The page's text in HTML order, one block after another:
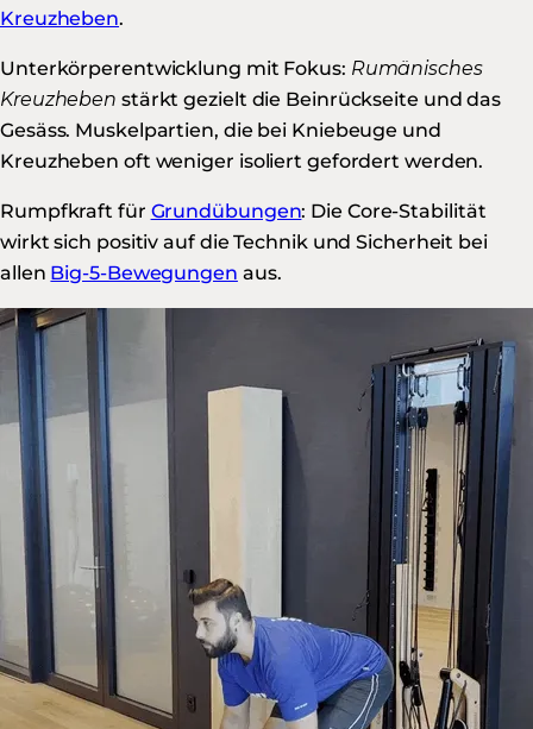
Kreuzheben.
Unterkörperentwicklung mit Fokus: Rumänisches
Kreuzheben stärkt gezielt die Beinrückseite und das
Gesäss. Muskelpartien, die bei Kniebeuge und
Kreuzheben oft weniger isoliert gefordert werden.
Rumpfkraft für Grundübungen: Die Core-Stabilität
wirkt sich positiv auf die Technik und Sicherheit bei
allen Big-5-Bewegungen aus.